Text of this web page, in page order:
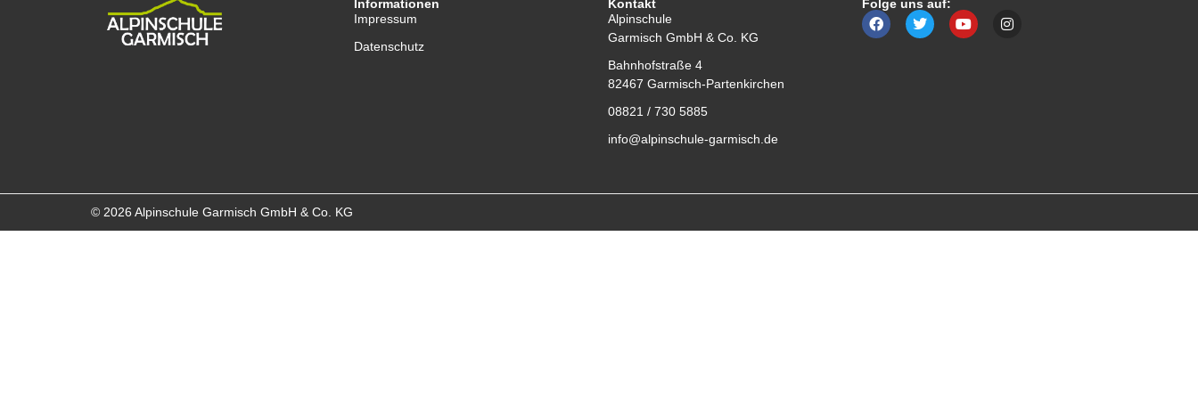
Informationen
Impressum
Datenschutz
Kontakt
Alpinschule
Garmisch GmbH & Co. KG
Bahnhofstraße 4
82467 Garmisch-Partenkirchen
08821 / 730 5885
info@alpinschule-garmisch.de
Folge uns auf:
© 2026 Alpinschule Garmisch GmbH & Co. KG